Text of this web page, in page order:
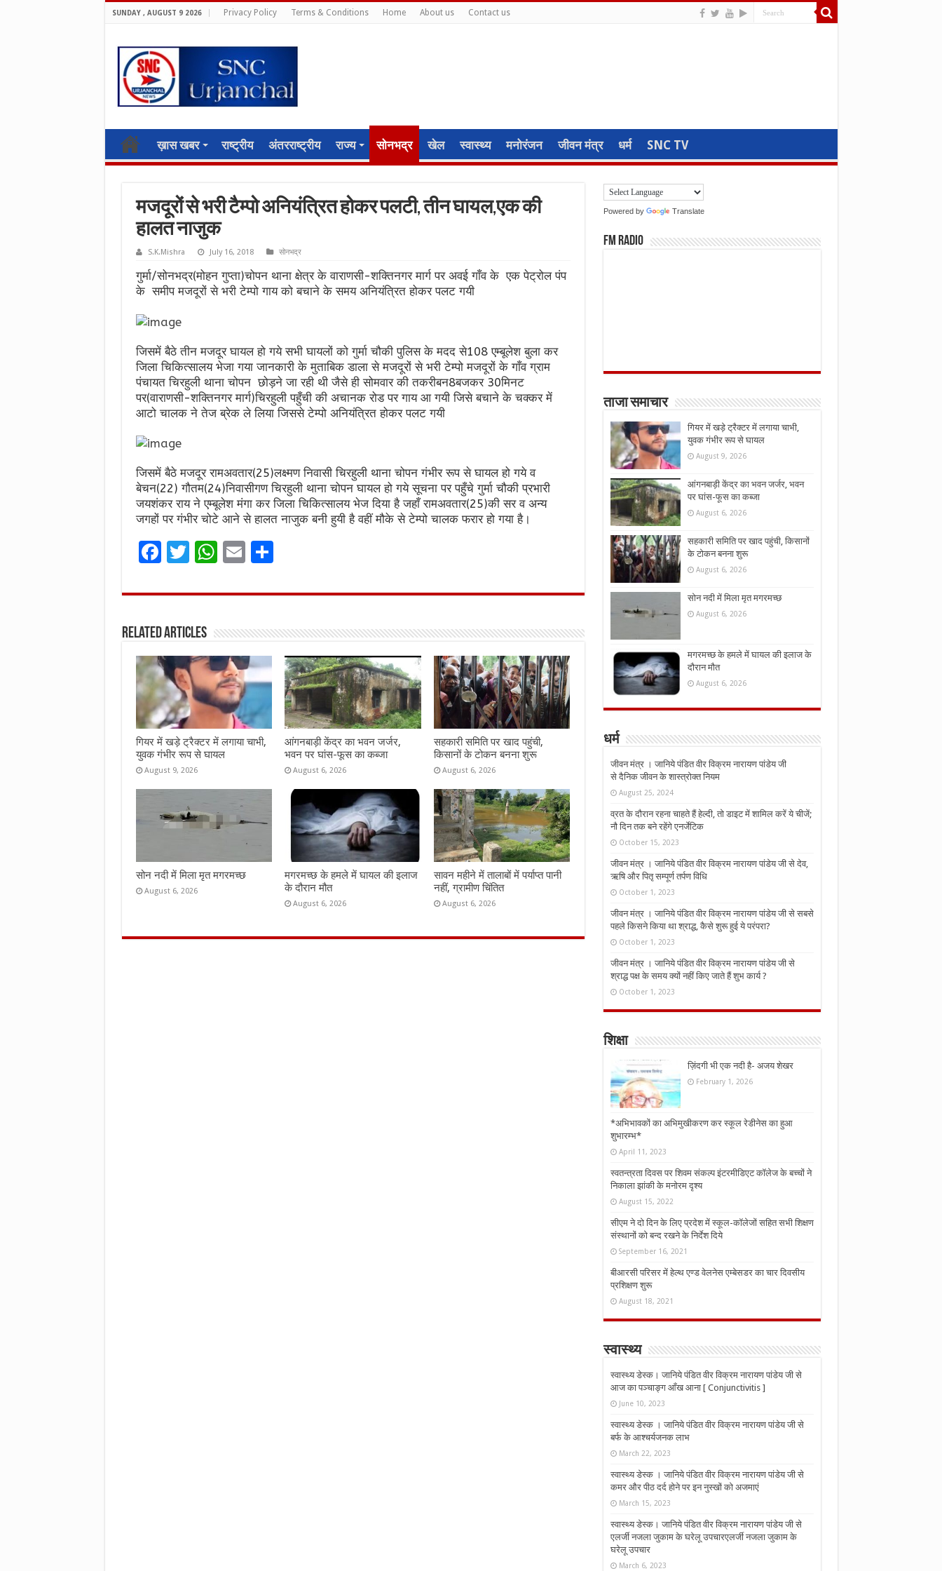
SUNDAY , AUGUST 9 2026 Privacy Policy Terms & Conditions Home About us Contact us
ख़ास खबर राष्ट्रीय अंतरराष्ट्रीय राज्य सोनभद्र खेल स्वास्थ्य मनोरंजन जीवन मंत्र धर्म SNC TV
मजदूरों से भरी टैम्पो अनियंत्रित होकर पलटी, तीन घायल,एक की
हालत नाजुक
S.K.Mishra July 16, 2018 सोनभद्र
गुर्मा/सोनभद्र(मोहन गुप्ता)चोपन थाना क्षेत्र के वाराणसी-शक्तिनगर मार्ग पर अवई गाँव के एक पेट्रोल पंप
के समीप मजदूरों से भरी टेम्पो गाय को बचाने के समय अनियंत्रित होकर पलट गयी
जिसमें बैठे तीन मजदूर घायल हो गये सभी घायलों को गुर्मा चौकी पुलिस के मदद से108 एम्बूलेश बुला कर
जिला चिकित्सालय भेजा गया जानकारी के मुताबिक डाला से मजदूरों से भरी टेम्पो मजदूरों के गाँव ग्राम
पंचायत चिरहुली थाना चोपन छोड़ने जा रही थी जैसे ही सोमवार की तकरीबन8बजकर 30मिनट
पर(वाराणसी-शक्तिनगर मार्ग)चिरहुली पहुँची की अचानक रोड पर गाय आ गयी जिसे बचाने के चक्कर में
आटो चालक ने तेज ब्रेक ले लिया जिससे टेम्पो अनियंत्रित होकर पलट गयी
जिसमें बैठे मजदूर रामअवतार(25)लक्ष्मण निवासी चिरहुली थाना चोपन गंभीर रूप से घायल हो गये व
बेचन(22) गौतम(24)निवासीगण चिरहुली थाना चोपन घायल हो गये सूचना पर पहुँचे गुर्मा चौकी प्रभारी
जयशंकर राय ने एम्बूलेश मंगा कर जिला चिकित्सालय भेज दिया है जहाँ रामअवतार(25)की सर व अन्य
जगहों पर गंभीर चोटे आने से हालत नाजुक बनी हुयी है वहीं मौके से टेम्पो चालक फरार हो गया है।
F
ce
o
o
k
T
it
r
W
at
A
p
p
E
ai
S
ar
Related Articles
गियर में खड़े ट्रैक्टर में लगाया चाभी,
युवक गंभीर रूप से घायल
August 9, 2026
आंगनबाड़ी केंद्र का भवन जर्जर,
भवन पर घांस-फूस का कब्जा
August 6, 2026
सहकारी समिति पर खाद पहुंची,
किसानों के टोकन बनना शुरू
August 6, 2026
सोन नदी में मिला मृत मगरमच्छ
August 6, 2026
मगरमच्छ के हमले में घायल की इलाज
के दौरान मौत
August 6, 2026
सावन महीने में तालाबों में पर्याप्त पानी
नहीं, ग्रामीण चिंतित
August 6, 2026
Powered by Translate
FM Radio
ताजा समाचार
गियर में खड़े ट्रैक्टर में लगाया चाभी,
युवक गंभीर रूप से घायल
August 9, 2026
आंगनबाड़ी केंद्र का भवन जर्जर, भवन
पर घांस-फूस का कब्जा
August 6, 2026
सहकारी समिति पर खाद पहुंची, किसानों
के टोकन बनना शुरू
August 6, 2026
सोन नदी में मिला मृत मगरमच्छ
August 6, 2026
मगरमच्छ के हमले में घायल की इलाज के
दौरान मौत
August 6, 2026
धर्म
जीवन मंत्र । जानिये पंडित वीर विक्रम नारायण पांडेय जी
से दैनिक जीवन के शास्त्रोक्त नियम
August 25, 2024
व्रत के दौरान रहना चाहते हैं हेल्दी, तो डाइट में शामिल करें ये चीजें;
नौ दिन तक बने रहेंगे एनर्जेटिक
October 15, 2023
जीवन मंत्र । जानिये पंडित वीर विक्रम नारायण पांडेय जी से देव,
ऋषि और पितृ सम्पूर्ण तर्पण विधि
October 1, 2023
जीवन मंत्र । जानिये पंडित वीर विक्रम नारायण पांडेय जी से सबसे
पहले किसने किया था श्राद्ध, कैसे शुरू हुई ये परंपरा?
October 1, 2023
जीवन मंत्र । जानिये पंडित वीर विक्रम नारायण पांडेय जी से
श्राद्ध पक्ष के समय क्यों नहीं किए जाते हैं शुभ कार्य ?
October 1, 2023
शिक्षा
ज़िंदगी भी एक नदी है- अजय शेखर
February 1, 2026
*अभिभावकों का अभिमुखीकरण कर स्कूल रेडीनेस का हुआ
शुभारम्भ*
April 11, 2023
स्वतन्त्रता दिवस पर शिवम संकल्प इंटरमीडिएट कॉलेज के बच्चों ने
निकाला झांकी के मनोरम दृश्य
August 15, 2022
सीएम ने दो दिन के लिए प्रदेश में स्कूल-कॉलेजों सहित सभी शिक्षण
संस्थानों को बन्द रखने के निर्देश दिये
September 16, 2021
बीआरसी परिसर में हेल्थ एण्ड वेलनेस एम्बेसडर का चार दिवसीय
प्रशिक्षण शुरू
August 18, 2021
स्वास्थ्य
स्वास्थ्य डेस्क। जानिये पंडित वीर विक्रम नारायण पांडेय जी से
आज का पञ्चाङ्ग आँख आना [ Conjunctivitis ]
June 10, 2023
स्वास्थ्य डेस्क । जानिये पंडित वीर विक्रम नारायण पांडेय जी से
बर्फ के आश्चर्यजनक लाभ
March 22, 2023
स्वास्थ्य डेस्क । जानिये पंडित वीर विक्रम नारायण पांडेय जी से
कमर और पीठ दर्द होने पर इन नुस्‍खों को अजमाएं
March 15, 2023
स्वास्थ्य डेस्क। जानिये पंडित वीर विक्रम नारायण पांडेय जी से
एलर्जी नजला जुकाम के घरेलू उपचारएलर्जी नजला जुकाम के
घरेलू उपचार
March 6, 2023